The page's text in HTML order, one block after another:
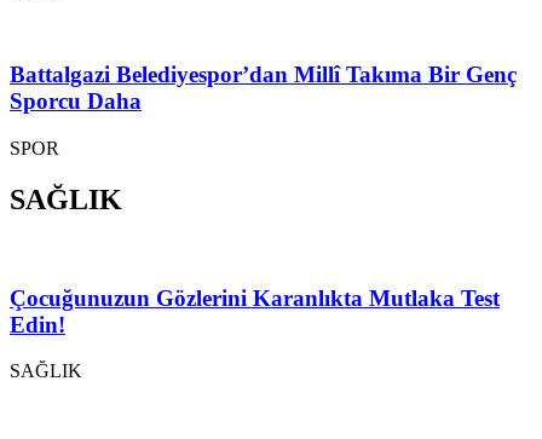
Battalgazi Belediyespor’dan Millî Takıma Bir Genç
Sporcu Daha
SPOR
SAĞLIK
Çocuğunuzun Gözlerini Karanlıkta Mutlaka Test
Edin!
SAĞLIK